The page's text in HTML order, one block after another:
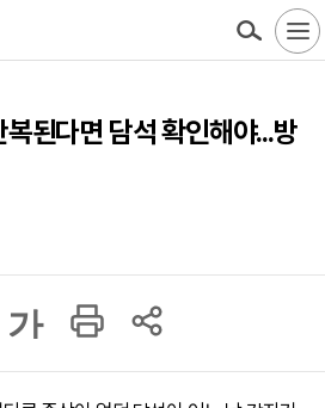
된다면 담석 확인해야...방
가